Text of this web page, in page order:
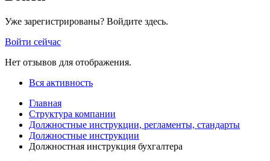
Уже зарегистрированы? Войдите здесь.
Войти сейчас
Нет отзывов для отображения.
Вся активность
Главная
Структура компании
Должностные инструкции, регламенты, стандарты
Должностные инструкции
Должностная инструкция бухгалтера